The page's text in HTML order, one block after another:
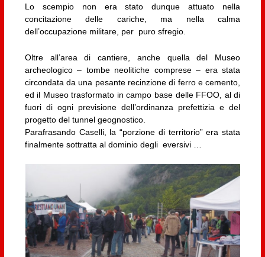
Lo scempio non era stato dunque attuato nella
concitazione delle cariche, ma nella calma
dell’occupazione militare, per puro sfregio.
Oltre all’area di cantiere, anche quella del Museo
archeologico – tombe neolitiche comprese – era stata
circondata da una pesante recinzione di ferro e cemento,
ed il Museo trasformato in campo base delle FFOO, al di
fuori di ogni previsione dell’ordinanza prefettizia e del
progetto del tunnel geognostico.
Parafrasando Caselli, la “porzione di territorio” era stata
finalmente sottratta al dominio degli eversivi …